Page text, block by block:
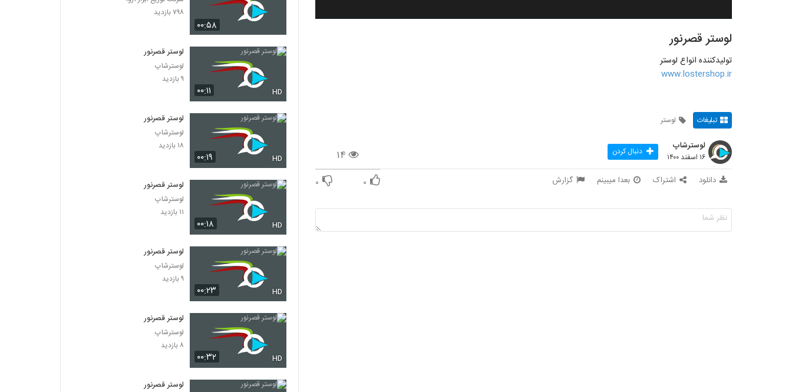
لوستر قصرنور
تولیدکننده انواع لوستر
www.lostershop.ir
تبلیغات لوستر
۱۴
لوسترشاپ
۱۶ اسفند ۱۴۰۰ دنبال کردن
دانلود اشتراک بعدا میبینم گزارش ۰ ۰
۰۰:۵۸
۷۹۸ بازدید
۰۰:۱۱ HD
لوستر قصرنور
لوسترشاپ
۹ بازدید
۰۰:۱۹ HD
لوستر قصرنور
لوسترشاپ
۱۸ بازدید
۰۰:۱۸ HD
لوستر قصرنور
لوسترشاپ
۱۱ بازدید
۰۰:۲۳ HD
لوستر قصرنور
لوسترشاپ
۹ بازدید
۰۰:۳۲ HD
لوستر قصرنور
لوسترشاپ
۸ بازدید
لوستر قصرنور